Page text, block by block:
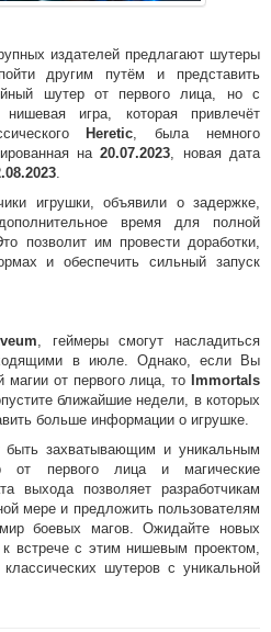
издателей предлагают шутеры
другим путём и представить
шутер от первого лица, но с
игра, которая привлечёт
Heretic, была немного
на20.07.2023, новая дата
.
игрушки, объявили о задержке,
время для полной
позволит им провести доработки,
и обеспечить сильный запуск
, геймеры смогут насладиться
в июле. Однако, если Вы
от первого лица, то Immortals
ближайшие недели, в которых
больше информации о игрушке.
быть захватывающим и уникальным
от первого лица и магические
выхода позволяет разработчикам
мере и предложить пользователям
боевых магов. Ожидайте новых
к встрече с этим нишевым проектом,
шутеров с уникальной